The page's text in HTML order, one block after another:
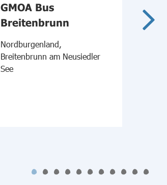
GMOA Bus
Breitenbrunn
Nordburgenland,
Breitenbrunn am Neusiedler
See